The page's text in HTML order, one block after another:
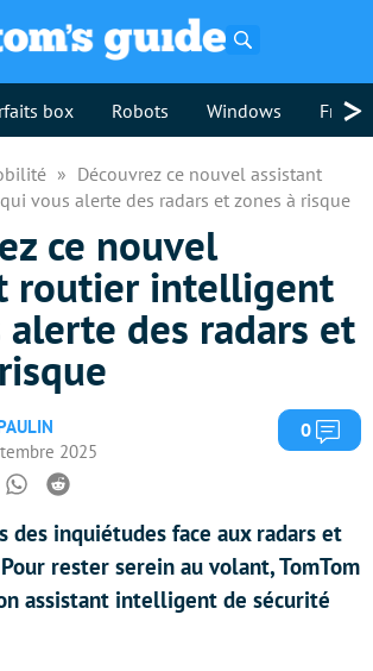
box Robots Windows >
Découvrez ce nouvel assistant
vous alerte des radars et zones à risque
ce nouvel
routier intelligent
des radars et
2025
0
Whatsapp
Reddit
des inquiétudes face aux radars et
rester serein au volant, TomTom
assistant intelligent de sécurité